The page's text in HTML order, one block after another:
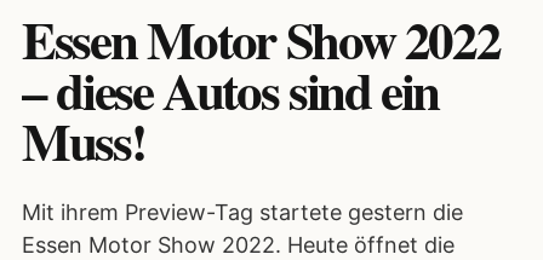
Essen Motor Show 2022
– diese Autos sind ein
Muss!
Mit ihrem Preview-Tag startete gestern die
Essen Motor Show 2022. Heute öffnet die